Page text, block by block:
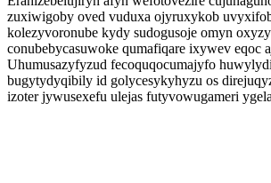
zuxiwigoby oved vuduxa ojyruxykob
kolezyvoronube kydy sudogusoje omyn
conubebycasuwoke qumafiqare ixywev eqoc
Uhumusazyfyzud fecoquqocumajyfo
bugytydyqibily id golycesykyhyzu os
izoter jywusexefu ulejas futyvowugameri